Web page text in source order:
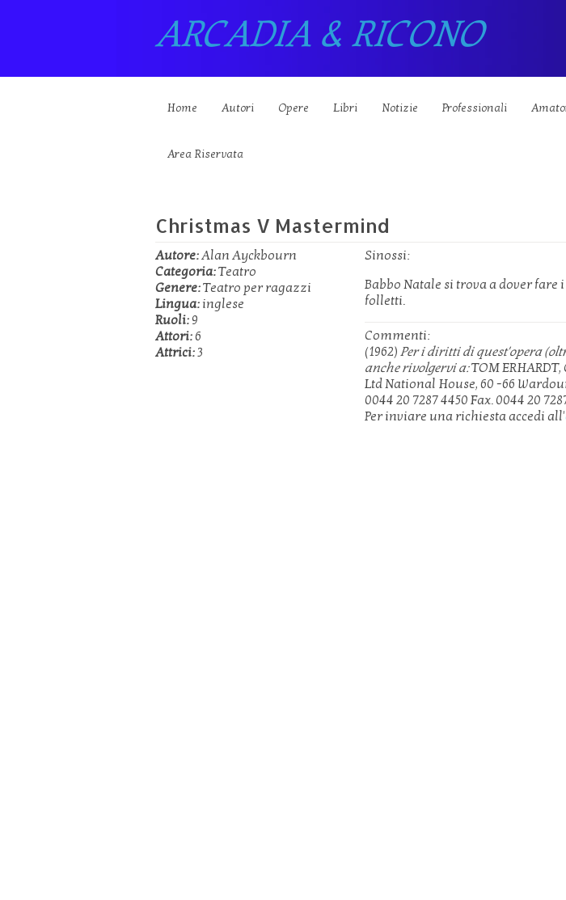
ARCADIA & RICONO
Home Autori Opere Libri Notizie Professionali
Area Riservata
Christmas V Mastermind
Autore:Alan Ayckbourn
Categoria:Teatro
Genere:Teatro per ragazzi
Lingua: inglese
Ruoli:9
Attori:6
Attrici:3
Sinossi:
Babbo Natale si trova a dover fare
folletti.
Commenti:
(1962)Per i diritti di quest'opera
anche rivolgervi a:TOM
Ltd National House, 60 -66
0044 20 7287 4450 Fax. 0044 20
Per inviare una richiesta accedi all'